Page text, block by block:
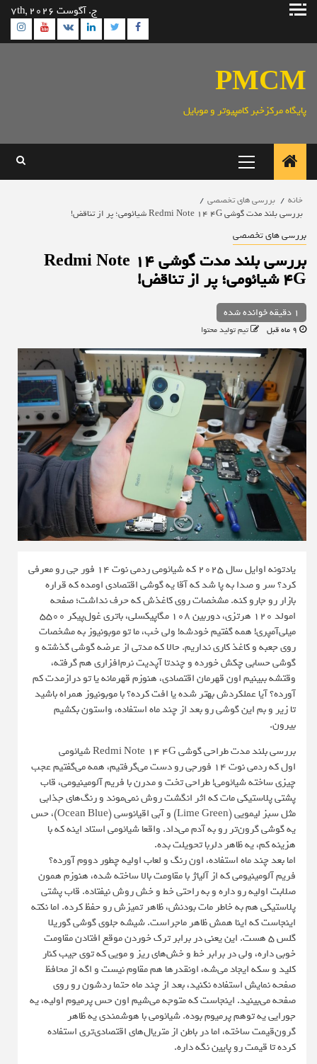
پرش
ج. آگوست 7th, 2026
Facebook
Twitter
Linkedin
VK
PMCM
پایگاه مرکزخبر کامپیوتر و موبایل
اصلی
خانه
بررسی های تخصصی
بررسی بلند مدت گوشی Redmi Note 14 4G شیائومی؛ پر از تناقض!
بررسی های تخصصی
بررسی بلند مدت گوشی Redmi Note 14
4G شیائومی؛ پر از تناقض!
1 دقیقه خوانده شده
تیم تولید محتوا
یادتونه اوایل سال ۲۰۲۵ که شیائومی ردمی نوت ۱۴ فور جی رو معرفی
کرد؟ سر و صدا به پا شد که آقا یه گوشی اقتصادی اومده که قراره
بازار رو جارو کنه. مشخصات روی کاغذش که حرف نداشت؛ صفحه
امولد ۱۲۰ هرتزی، دوربین ۱۰۸ مگاپیکسلی، باتری غول‌پیکر ۵۵۰۰
میلی‌آمپری! همه گفتیم خودشه! ولی خب، ما تو موبونیوز به مشخصات
روی جعبه و کاغذ کاری نداریم. حالا که مدتی از عرضه گوشی گذشته و
گوشی حسابی چکش خورده و چندتا آپدیت نرم‌افزاری هم گرفته،
وقتشه ببینیم اون قهرمان اقتصادی، هنوزم قهرمانه یا تو درازمدت کم
آورده؟ آیا عملکردش بهتر شده یا افت کرده؟ با موبونیوز همراه باشید
تا زیر و بم این گوشی رو بعد از چند ماه استفاده، واستون بکشیم
بیرون.
بررسی بلند مدت طراحی گوشی Redmi Note 14 4G شیائومی
اول که ردمی نوت ۱۴ فورجی رو دست می‌گرفتیم، همه می‌گفتیم عجب
چیزی ساخته شیائومی! طراحی تخت و مدرن با فریم آلومینیومی، قاب
پشتی پلاستیکی مات که اثر انگشت روش نمی‌موند و رنگ‌های جذابی
مثل سبز لیمویی (Lime Green) و آبی اقیانوسی (Ocean Blue)، حس
یه گوشی گرون‌تر رو به آدم می‌داد. واقعا شیائومی استاد اینه که با
هزینه کم، یه ظاهر دلربا تحویلت بده.
اما بعد چند ماه استفاده، اون رنگ و لعاب اولیه چطور دووم آورده؟
فریم آلومینیومی که از آلیاژ با مقاومت بالا ساخته شده، هنوزم همون
صلابت اولیه رو داره و به راحتی خط و خش روش نیفتاده. قاب پشتی
پلاستیکی هم به خاطر مات بودنش، ظاهر تمیزش رو حفظ کرده. اما نکته
اینجاست که اینا همش ظاهر ماجراست. شیشه جلوی گوشی گوریلا
گلس ۵ هست. این یعنی در برابر ترک خوردن موقع افتادن مقاومت
خوبی داره، ولی در برابر خط و خش‌های ریز و مویی که توی جیب کنار
کلید و سکه ایجاد می‌شه، اونقدرها هم مقاوم نیست و اگه از محافظ
صفحه نمایش استفاده نکنید، بعد از چند ماه حتما ردشون رو روی
صفحه می‌بینید. اینجاست که متوجه می‌شیم اون حس پرمیوم اولیه، یه
جورایی یه توهم پرمیوم بوده. شیائومی با هوشمندی یه ظاهر
گرون‌قیمت ساخته، اما در باطن از متریال‌های اقتصادی‌تری استفاده
کرده تا قیمت رو پایین نگه داره.